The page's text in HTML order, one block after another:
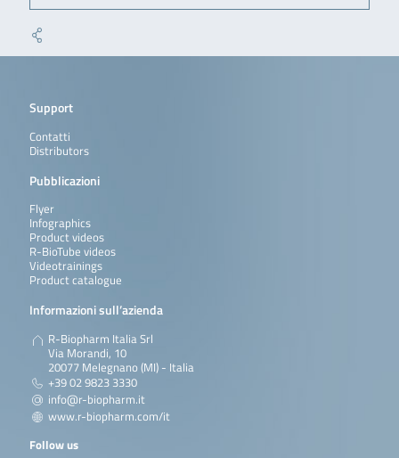
Support
Contatti
Distributors
Pubblicazioni
Flyer
Infographics
Product videos
R-BioTube videos
Videotrainings
Product catalogue
Informazioni sull’azienda
R-Biopharm Italia Srl
Via Morandi, 10
20077 Melegnano (MI) - Italia
+39 02 9823 3330
info@r-biopharm.it
www.r-biopharm.com/it
Follow us